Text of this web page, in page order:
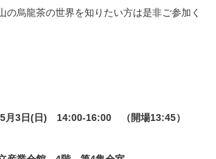
の烏龍茶の世界を知りたい方は是非ご参加く
月3日(日) 14:00-16:00 （開場13:45）